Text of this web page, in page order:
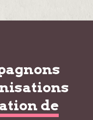
de